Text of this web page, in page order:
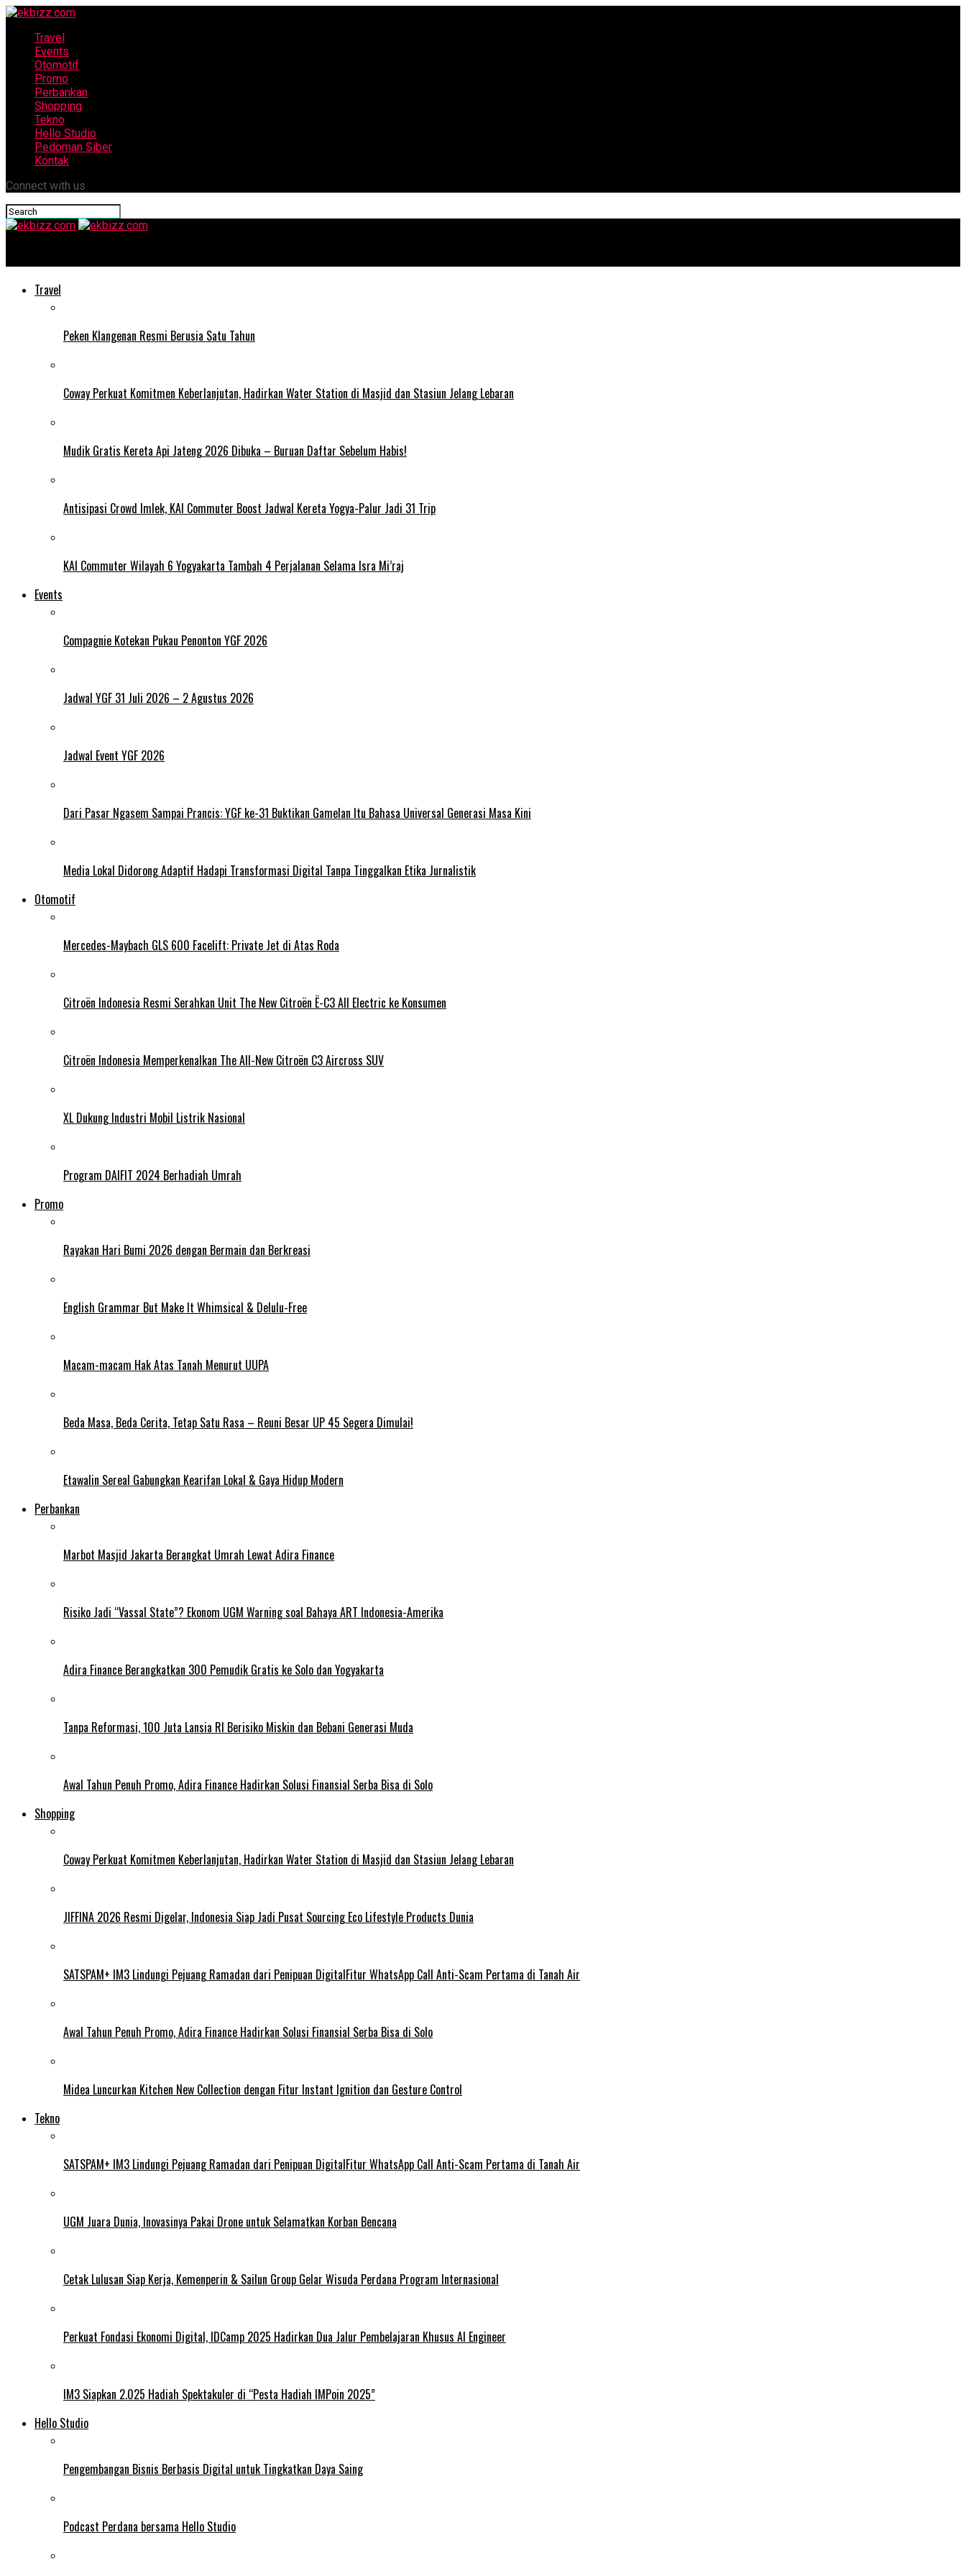
Travel
Events
Otomotif
Promo
Perbankan
Shopping
Tekno
Hello Studio
Pedoman Siber
Kontak
Connect with us
Travel
Peken Klangenan Resmi Berusia Satu Tahun
Coway Perkuat Komitmen Keberlanjutan, Hadirkan Water Station di Masjid dan Stasiun Jelang Lebaran
Mudik Gratis Kereta Api Jateng 2026 Dibuka – Buruan Daftar Sebelum Habis!
Antisipasi Crowd Imlek, KAI Commuter Boost Jadwal Kereta Yogya-Palur Jadi 31 Trip
KAI Commuter Wilayah 6 Yogyakarta Tambah 4 Perjalanan Selama Isra Mi’raj
Events
Compagnie Kotekan Pukau Penonton YGF 2026
Jadwal YGF 31 Juli 2026 – 2 Agustus 2026
Jadwal Event YGF 2026
Dari Pasar Ngasem Sampai Prancis: YGF ke-31 Buktikan Gamelan Itu Bahasa Universal Generasi Masa Kini
Media Lokal Didorong Adaptif Hadapi Transformasi Digital Tanpa Tinggalkan Etika Jurnalistik
Otomotif
Mercedes-Maybach GLS 600 Facelift: Private Jet di Atas Roda
Citroën Indonesia Resmi Serahkan Unit The New Citroën Ë-C3 All Electric ke Konsumen
Citroën Indonesia Memperkenalkan The All-New Citroën C3 Aircross SUV
XL Dukung Industri Mobil Listrik Nasional
Program DAIFIT 2024 Berhadiah Umrah
Promo
Rayakan Hari Bumi 2026 dengan Bermain dan Berkreasi
English Grammar But Make It Whimsical & Delulu-Free
Macam-macam Hak Atas Tanah Menurut UUPA
Beda Masa, Beda Cerita, Tetap Satu Rasa – Reuni Besar UP 45 Segera Dimulai!
Etawalin Sereal Gabungkan Kearifan Lokal & Gaya Hidup Modern
Perbankan
Marbot Masjid Jakarta Berangkat Umrah Lewat Adira Finance
Risiko Jadi “Vassal State”? Ekonom UGM Warning soal Bahaya ART Indonesia-Amerika
Adira Finance Berangkatkan 300 Pemudik Gratis ke Solo dan Yogyakarta
Tanpa Reformasi, 100 Juta Lansia RI Berisiko Miskin dan Bebani Generasi Muda
Awal Tahun Penuh Promo, Adira Finance Hadirkan Solusi Finansial Serba Bisa di Solo
Shopping
Coway Perkuat Komitmen Keberlanjutan, Hadirkan Water Station di Masjid dan Stasiun Jelang Lebaran
JIFFINA 2026 Resmi Digelar, Indonesia Siap Jadi Pusat Sourcing Eco Lifestyle Products Dunia
SATSPAM+ IM3 Lindungi Pejuang Ramadan dari Penipuan DigitalFitur WhatsApp Call Anti-Scam Pertama di Tanah Air
Awal Tahun Penuh Promo, Adira Finance Hadirkan Solusi Finansial Serba Bisa di Solo
Midea Luncurkan Kitchen New Collection dengan Fitur Instant Ignition dan Gesture Control
Tekno
SATSPAM+ IM3 Lindungi Pejuang Ramadan dari Penipuan DigitalFitur WhatsApp Call Anti-Scam Pertama di Tanah Air
UGM Juara Dunia, Inovasinya Pakai Drone untuk Selamatkan Korban Bencana
Cetak Lulusan Siap Kerja, Kemenperin & Sailun Group Gelar Wisuda Perdana Program Internasional
Perkuat Fondasi Ekonomi Digital, IDCamp 2025 Hadirkan Dua Jalur Pembelajaran Khusus AI Engineer
IM3 Siapkan 2.025 Hadiah Spektakuler di “Pesta Hadiah IMPoin 2025”
Hello Studio
Pengembangan Bisnis Berbasis Digital untuk Tingkatkan Daya Saing
Podcast Perdana bersama Hello Studio